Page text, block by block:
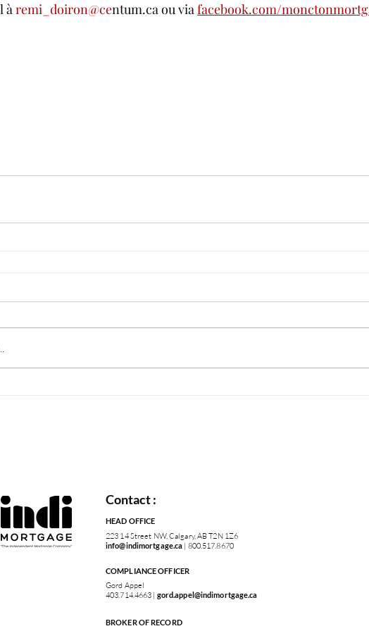
à remi_doiron@centum.ca ou via facebook.com/
Contact :
HEAD OFFICE
223 14 Street NW, Calgary, AB T2N 1Z6
info@indimortgage.ca | 800.517.8670
COMPLIANCE OFFICER
Gord Appel
403.714.4663 | gord.appel@indimortgage.ca
BROKER OF RECORD